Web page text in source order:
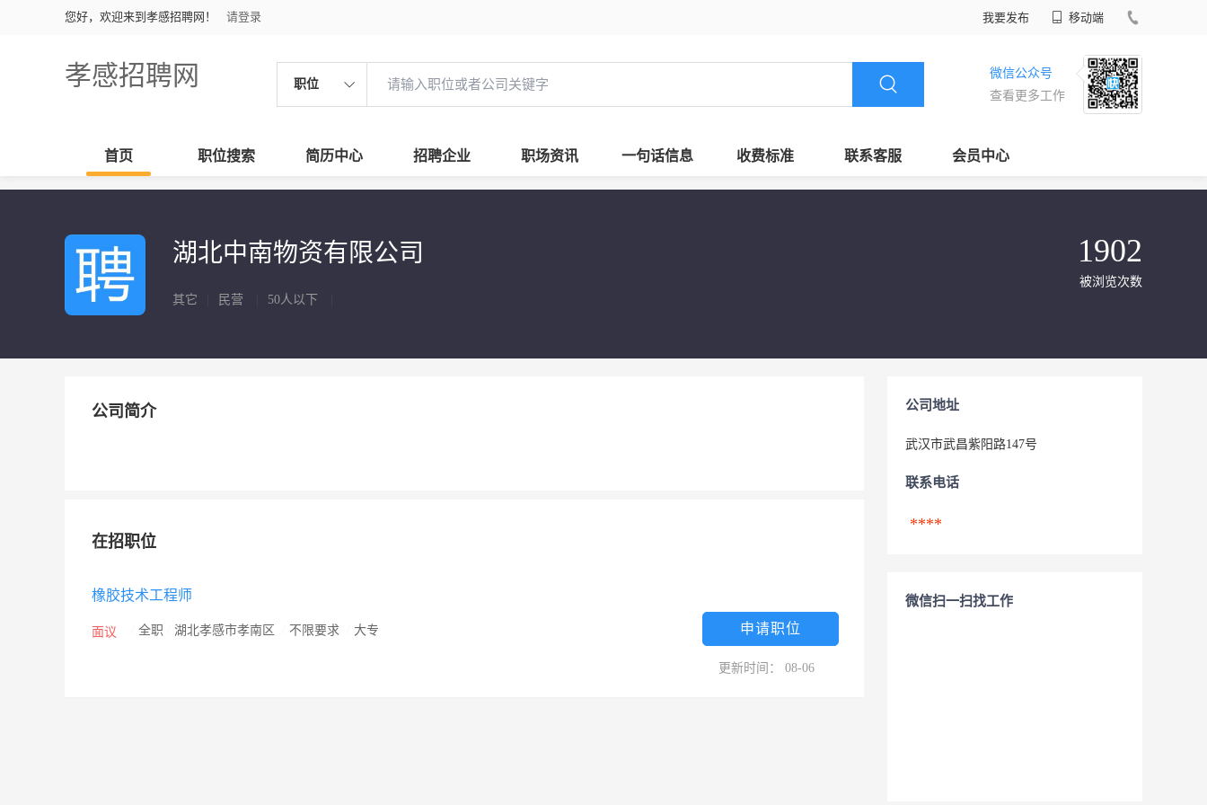
您好，欢迎来到孝感招聘网！ 请登录 我要发布 移动端
孝感招聘网 职位
微信公众号
查看更多工作
首页 职位搜索 简历中心 招聘企业 职场资讯 一句话信息 收费标准 联系客服 会员中心
湖北中南物资有限公司
其它 民营 50人以下
1902
被浏览次数
公司简介
在招职位
橡胶技术工程师
面议 全职 湖北孝感市孝南区 不限要求 大专 申请职位
更新时间： 08-06
公司地址
武汉市武昌紫阳路147号
联系电话
****
微信扫一扫找工作